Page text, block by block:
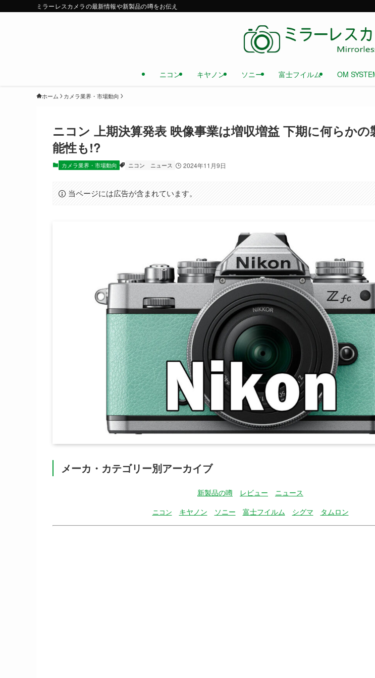
ミラーレスカメラの最新情報や新製品の噂をお伝え
ニコン キヤノン ソニー 富士フイルム OM
ホーム カメラ業界・市場動向
ニコン 上期決算発表 映像事業は増収増益 下期に何らかの
能性も!?
カメラ業界・市場動向 ニコン ニュース 2024年11月9日
当ページには広告が含まれています。
メーカ・カテゴリー別アーカイブ
新製品の噂 レビュー ニュース
ニコン キヤノン ソニー 富士フイルム シグマ タムロン